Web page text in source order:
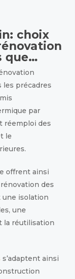
choix
que…
les précadres
par
réemploi des
le
offrent ainsi
des
isolation
une
la réutilisation
s’adaptent ainsi